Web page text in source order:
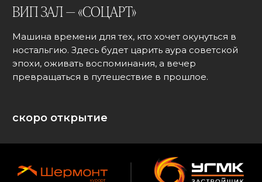
скоро открытие
ВИП ЗАЛ — «СОЦАРТ»
Машина времени для тех, кто хочет окунуться в
ностальгию. Здесь будет царить аура советской
эпохи, оживать воспоминания, а вечер
превращаться в путешествие в прошлое.